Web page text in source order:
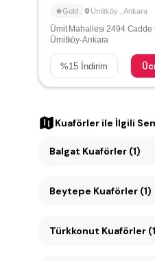
Gold Ümitköy Ankara
Ümit Mahallesi 2494 Cadde
Ümitköy-Ankara
%15 İndirim
Kuaförler ile İlgili
Balgat Kuaförler (1)
Beytepe Kuaförler (1)
Türkkonut Kuaförler